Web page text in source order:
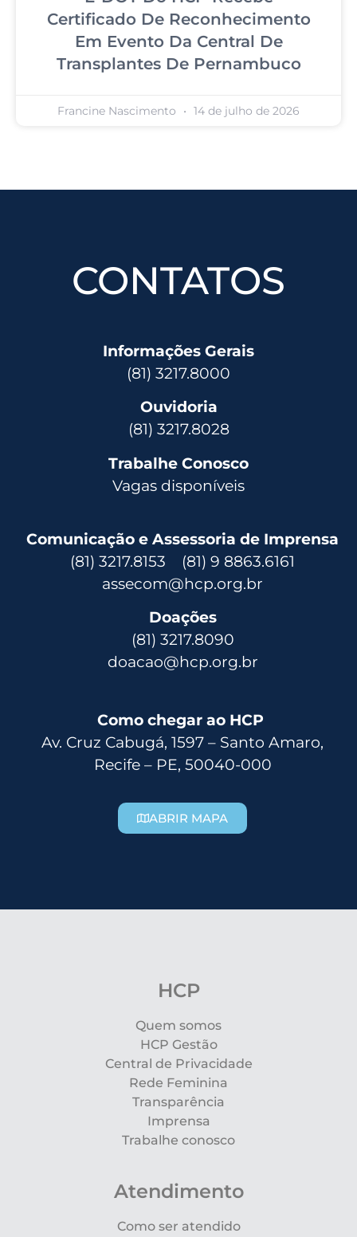
Certificado De Reconhecimento
Em Evento Da Central De
Transplantes De Pernambuco
Francine Nascimento 14 de julho de 2026
CONTATOS
Informações Gerais
(81) 3217.8000
Ouvidoria
(81) 3217.8028
Trabalhe Conosco
Vagas disponíveis
Comunicação e Assessoria de Imprensa
(81) 3217.8153 (81) 9 8863.6161
assecom@hcp.org.br
Doações
(81) 3217.8090
doacao@hcp.org.br
Como chegar ao HCP
Av. Cruz Cabugá, 1597 – Santo Amaro,
Recife – PE, 50040-000
ABRIR MAPA
HCP
Quem somos
HCP Gestão
Central de Privacidade
Rede Feminina
Transparência
Imprensa
Trabalhe conosco
Atendimento
Como ser atendido